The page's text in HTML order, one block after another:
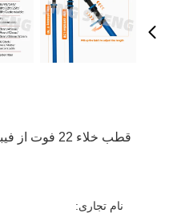
قطب خلاء 22
نام تجاری: